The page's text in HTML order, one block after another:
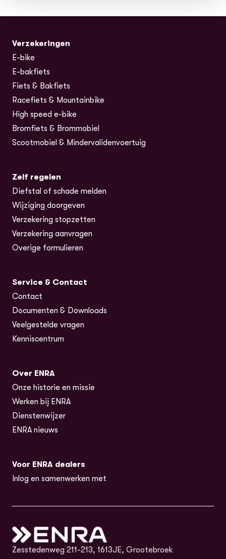
Verzekeringen
E-bike
E-bakfiets
Fiets & Bakfiets
Racefiets & Mountainbike
High speed e-bike
Bromfiets & Brommobiel
Scootmobiel & Mindervalidenvoertuig
Zelf regelen
Diefstal of schade melden
Wijziging doorgeven
Verzekering stopzetten
Verzekering aanvragen
Overige formulieren
Service & Contact
Contact
Documenten & Downloads
Veelgestelde vragen
Kenniscentrum
Over ENRA
Onze historie en missie
Werken bij ENRA
Dienstenwijzer
ENRA nieuws
Voor ENRA dealers
Inlog en samenwerken met
Zesstedenweg 211-213, 1613JE, Grootebroek